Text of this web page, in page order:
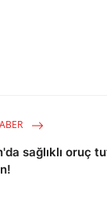
sağlıklı oruç